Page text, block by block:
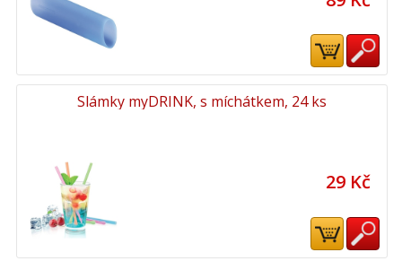
Slámky myDRINK, s míchátkem, 24 ks
29 Kč